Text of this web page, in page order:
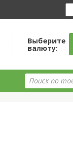
Выберите
валюту: